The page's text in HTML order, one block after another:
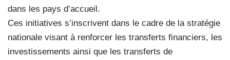
dans les pays d’accueil.
Ces initiatives s’inscrivent dans le cadre de la stratégie
nationale visant à renforcer les transferts financiers, les
investissements ainsi que les transferts de